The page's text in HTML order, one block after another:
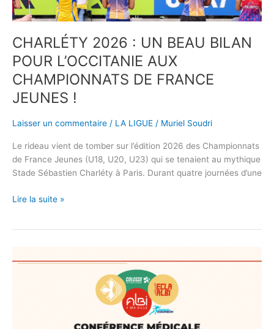
CHARLÉTY 2026 : UN BEAU BILAN
POUR L’OCCITANIE AUX
CHAMPIONNATS DE FRANCE
JEUNES !
Laisser un commentaire / LA LIGUE / Muriel Soudri
Le rideau vient de tomber sur l’édition 2026 des Championnats
de France Jeunes (U18, U20, U23) qui se tenaient au mythique
Stade Sébastien Charléty à Paris. Durant quatre journées d’une
CHAMPIONNATS
DE
FRANCE
JEUNES
Lire la suite »
médicale